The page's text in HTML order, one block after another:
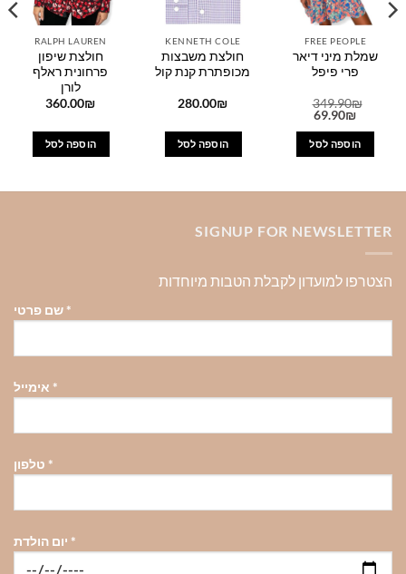
FREE PEOPLE
שמלת מיני דיאר
פרי פיפל
349.90₪
המחיר
349.90₪.
69.90₪
המחיר
הוא:
69.90₪.הוספה לסל
KENNETH COLE
חולצת משבצות
מכופתרת קנת קול
280.00₪
הוספה לסל
RALPH LAUREN
חולצת שיפון
פרחונית ראלף
לורן
360.00₪
הוספה לסל
SIGNUP FOR NEWSLETTER
הצטרפו למועדון לקבלת הטבות מיוחדות
*
*
*
*